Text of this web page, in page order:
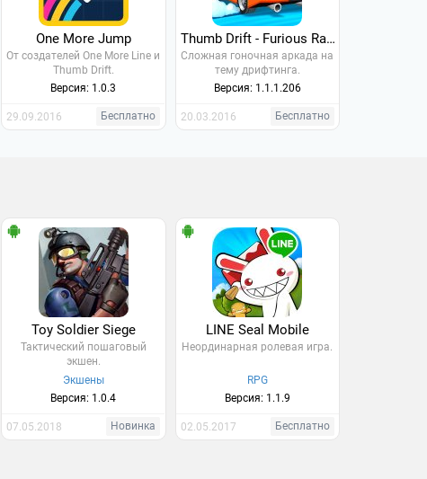
One More Jump
От создателей One More Line и
Thumb Drift.
Версия: 1.0.3
29.09.2016 Бесплатно
Thumb Drift - Furious Racing
Cложная гоночная аркада на
тему дрифтинга.
Версия: 1.1.1.206
20.03.2016 Бесплатно
Toy Soldier Siege
Тактический пошаговый
экшен.
Экшены
Версия: 1.0.4
07.05.2018 Новинка
LINE Seal Mobile
Неординарная ролевая игра.
RPG
Версия: 1.1.9
02.05.2017 Бесплатно